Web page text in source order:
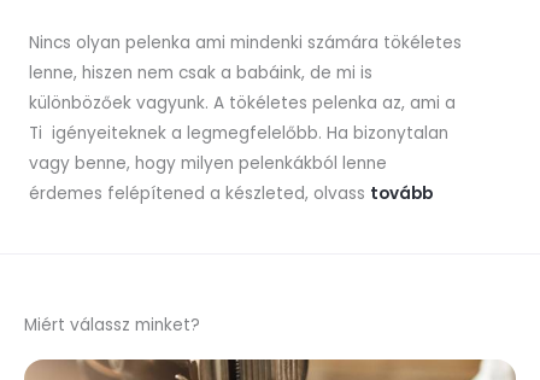
Nincs olyan pelenka ami mindenki számára tökéletes
lenne, hiszen nem csak a babáink, de mi is
különbözőek vagyunk. A tökéletes pelenka az, ami a
Ti igényeiteknek a legmegfelelőbb. Ha bizonytalan
vagy benne, hogy milyen pelenkákból lenne
érdemes felépítened a készleted, olvass tovább
Miért válassz minket?